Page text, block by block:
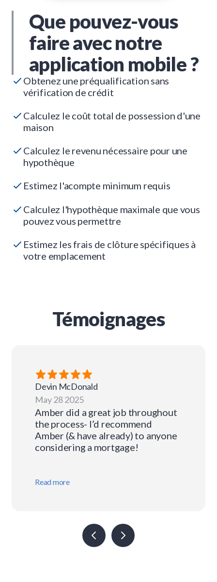
Que pouvez-vous
faire avec notre
application mobile ?
Obtenez une préqualification sans
vérification de crédit
Calculez le coût total de possession d'une
maison
Calculez le revenu nécessaire pour une
hypothèque
Estimez l'acompte minimum requis
Calculez l'hypothèque maximale que vous
pouvez vous permettre
Estimez les frais de clôture spécifiques à
votre emplacement
Témoignages
Devin McDonald
May 28 2025
Amber did a great job throughout
the process- I’d recommend
Amber (& have already) to anyone
considering a mortgage!
Read more